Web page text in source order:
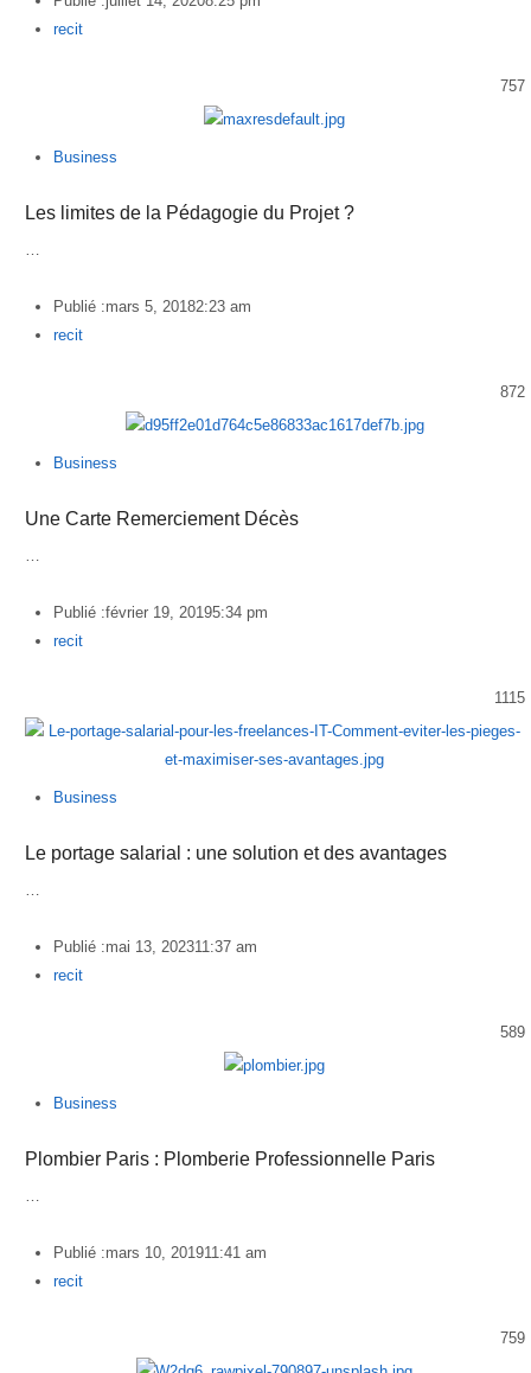
Author
recit
757
Business
Les limites de la Pédagogie du Projet ?
…
Publié :mars 5, 20182:23 am
Author
recit
872
Business
Une Carte Remerciement Décès
…
Publié :février 19, 20195:34 pm
Author
recit
1115
Business
Le portage salarial : une solution et des avantages
…
Publié :mai 13, 202311:37 am
Author
recit
589
Business
Plombier Paris : Plomberie Professionnelle Paris
…
Publié :mars 10, 201911:41 am
Author
recit
759